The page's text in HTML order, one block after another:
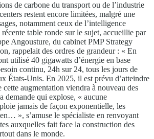
de carbone du transport ou de l’industrie
restent encore limitées, malgré une
notamment ceux de l’intelligence
table ronde sur le sujet, accueillie par
Angousture, du cabinet PMP Strategy
rappelait des ordres de grandeur : « En
utilisé 40 gigawatts d’énergie en base
continu, 24h sur 24, tous les jours de
États-Unis. En 2025, il est prévu d’atteindre
augmentation viendra à nouveau des
demande qui explose, « aucune
jamais de façon exponentielle, les
», s’amuse le spécialiste en renvoyant
auxquelles fait face la construction des
dans le monde.